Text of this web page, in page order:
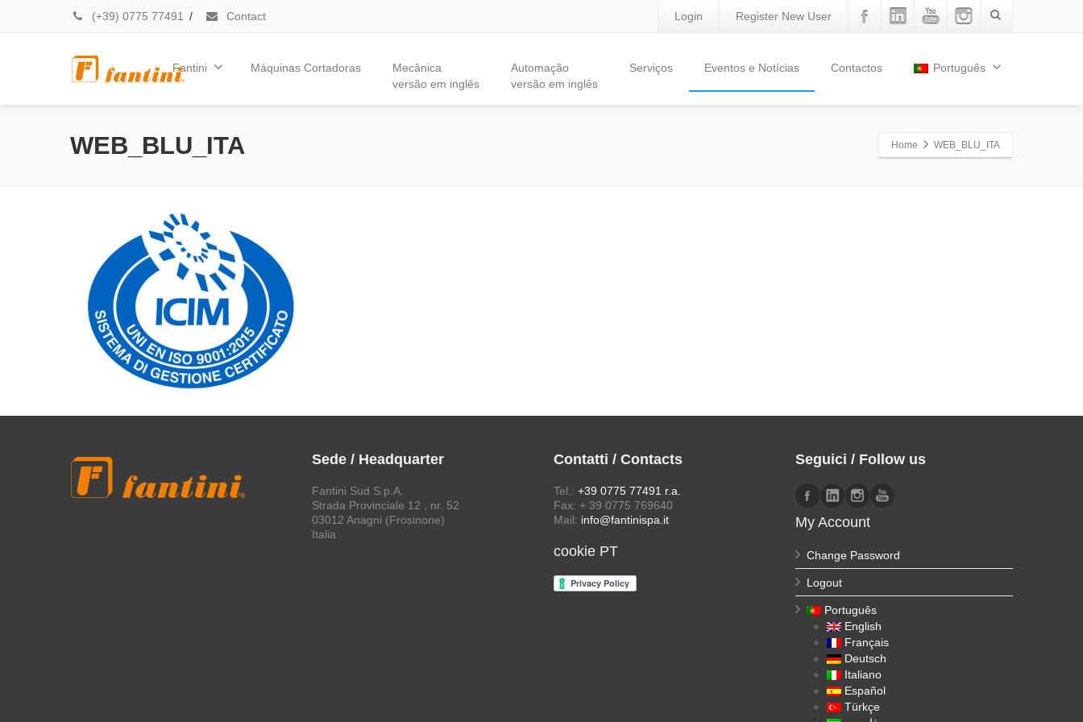
(+39) 0775 77491 / Contact Login Register New User
Fantini Máquinas Cortadoras
Mecânica
versão em inglês
Automação
versão em inglês
Serviços Eventos e Notícias Contactos Português
WEB_BLU_ITA Home WEB_BLU_ITA
Sede / Headquarter
Fantini Sud S.p.A.
Strada Provinciale 12 , nr. 52
03012 Anagni (Frosinone)
Italia
Contatti / Contacts
Tel.: +39 0775 77491 r.a.
Fax: + 39 0775 769640
Mail: info@fantinispa.it
cookie PT
Seguici / Follow us
My Account
Change Password
Logout
Português
English
Français
Deutsch
Italiano
Español
Türkçe